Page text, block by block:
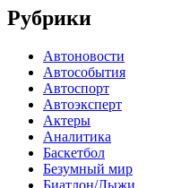
Рубрики
Автоновости
Автособытия
Автоспорт
Автоэксперт
Актеры
Аналитика
Баскетбол
Безумный мир
Биатлон/Лыжи